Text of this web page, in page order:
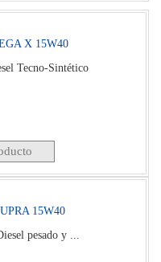
X 15W40
Tecno-Sintético
15W40
pesado y ...